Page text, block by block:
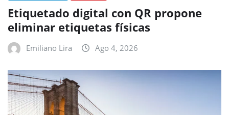
Etiquetado digital con QR propone
eliminar etiquetas físicas
Emiliano Lira Ago 4, 2026